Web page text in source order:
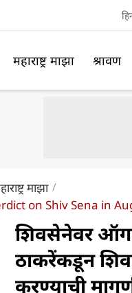
महाराष्ट्र माझा श्रावण
माझा
on Shiv Sena in
शिवसेनेवर
ठाकरेंकडून
करण्याची